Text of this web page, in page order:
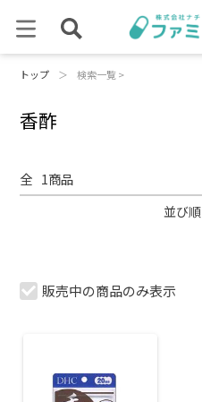
トップ ＞ 検索一覧 >
香酢
全 1商品
並び順
販売中の商品のみ表示